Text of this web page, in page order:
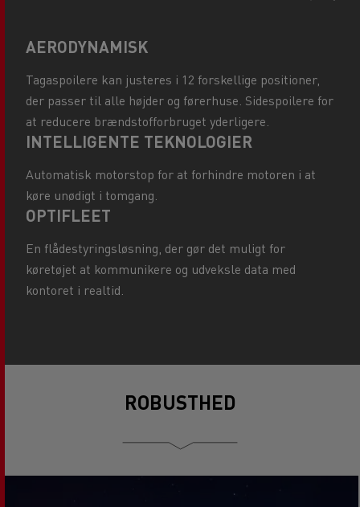
AERODYNAMISK
Tagaspoilere kan justeres i 12 forskellige positioner,
der passer til alle højder og førerhuse. Sidespoilere for
at reducere brændstofforbruget yderligere.
INTELLIGENTE TEKNOLOGIER
Automatisk motorstop for at forhindre motoren i at
køre unødigt i tomgang.
OPTIFLEET
En flådestyringsløsning, der gør det muligt for
køretøjet at kommunikere og udveksle data med
kontoret i realtid.
ROBUSTHED